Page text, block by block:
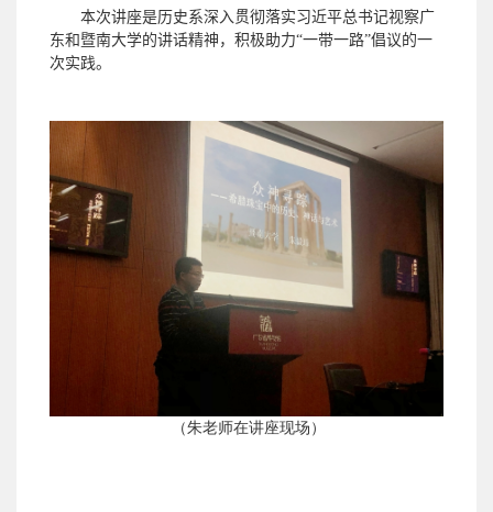
本次讲座是历史系深入贯彻落实习近平总书记视察广
东和暨南大学的讲话精神，积极助力“一带一路”倡议的一
次实践。
（朱老师在讲座现场）